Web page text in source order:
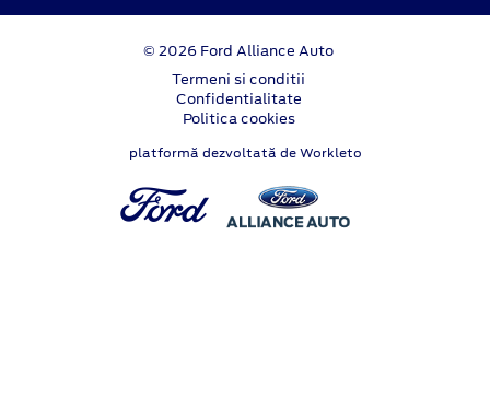
© 2026 Ford Alliance Auto
Termeni si conditii
Confidentialitate
Politica cookies
platformă dezvoltată de Workleto